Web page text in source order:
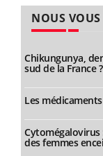
NOUS
Chikungunya,
sud de la France ?
Les
Cytomégalovirus
des femmes